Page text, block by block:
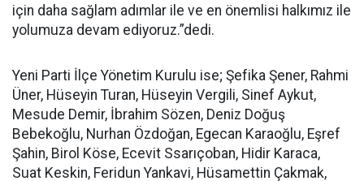
için daha sağlam adımlar ile ve en önemlisi halkımız ile
yolumuza devam ediyoruz.”dedi.
Yeni Parti İlçe Yönetim Kurulu ise; Şefika Şener, Rahmi
Üner, Hüseyin Turan, Hüseyin Vergili, Sinef Aykut,
Mesude Demir, İbrahim Sözen, Deniz Doğuş
Bebekoğlu, Nurhan Özdoğan, Egecan Karaoğlu, Eşref
Şahin, Birol Köse, Ecevit Ssarıçoban, Hidir Karaca,
Suat Keskin, Feridun Yankavi, Hüsamettin Çakmak,